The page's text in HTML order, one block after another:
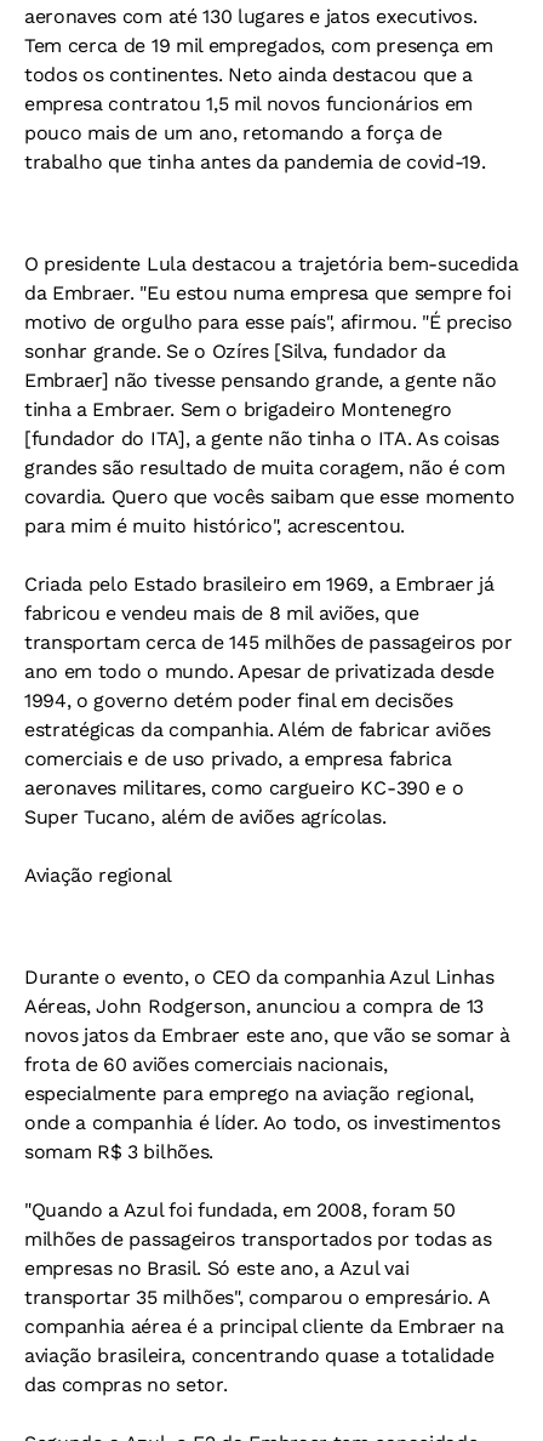
aeronaves com até 130 lugares e jatos executivos.
Tem cerca de 19 mil empregados, com presença em
todos os continentes. Neto ainda destacou que a
empresa contratou 1,5 mil novos funcionários em
pouco mais de um ano, retomando a força de
trabalho que tinha antes da pandemia de covid-19.
O presidente Lula destacou a trajetória bem-sucedida
da Embraer. "Eu estou numa empresa que sempre foi
motivo de orgulho para esse país", afirmou. "É preciso
sonhar grande. Se o Ozíres [Silva, fundador da
Embraer] não tivesse pensando grande, a gente não
tinha a Embraer. Sem o brigadeiro Montenegro
[fundador do ITA], a gente não tinha o ITA. As coisas
grandes são resultado de muita coragem, não é com
covardia. Quero que vocês saibam que esse momento
para mim é muito histórico", acrescentou.
Criada pelo Estado brasileiro em 1969, a Embraer já
fabricou e vendeu mais de 8 mil aviões, que
transportam cerca de 145 milhões de passageiros por
ano em todo o mundo. Apesar de privatizada desde
1994, o governo detém poder final em decisões
estratégicas da companhia. Além de fabricar aviões
comerciais e de uso privado, a empresa fabrica
aeronaves militares, como cargueiro KC-390 e o
Super Tucano, além de aviões agrícolas.
Aviação regional
Durante o evento, o CEO da companhia Azul Linhas
Aéreas, John Rodgerson, anunciou a compra de 13
novos jatos da Embraer este ano, que vão se somar à
frota de 60 aviões comerciais nacionais,
especialmente para emprego na aviação regional,
onde a companhia é líder. Ao todo, os investimentos
somam R$ 3 bilhões.
"Quando a Azul foi fundada, em 2008, foram 50
milhões de passageiros transportados por todas as
empresas no Brasil. Só este ano, a Azul vai
transportar 35 milhões", comparou o empresário. A
companhia aérea é a principal cliente da Embraer na
aviação brasileira, concentrando quase a totalidade
das compras no setor.